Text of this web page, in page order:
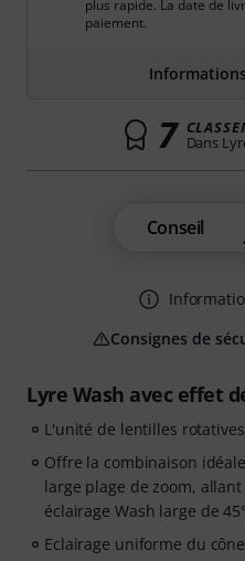
Lyre Wash avec effet
L'unité de lentilles
Offre la combinaison
large plage de zoom,
éclairage Wash large de 45°
Eclairage uniforme du
plus rapide. La date de
paiement.
7 Dans
Conseil
Consignes de